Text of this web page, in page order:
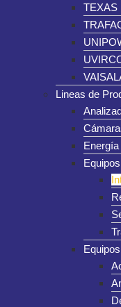
TEXAS
Lineas de